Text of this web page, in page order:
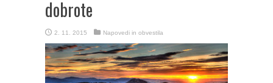
dobrote
2. 11. 2015 Napovedi in obvestila